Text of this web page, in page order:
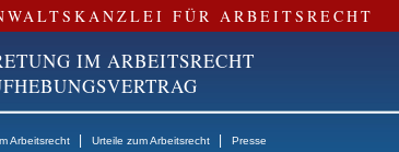
FÜR ARBEITSRECHT
IM ARBEITSRECHT
Arbeitsrecht Urteile zum Arbeitsrecht Presse